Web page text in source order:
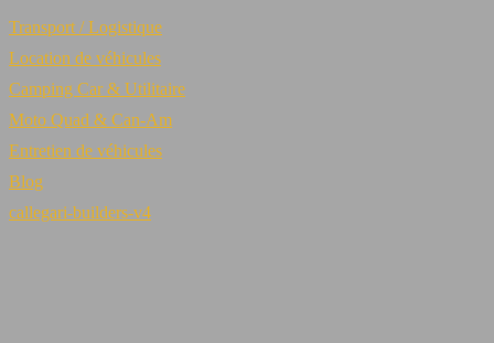
Transport / Logistique
Location de véhicules
Camping Car & Utilitaire
Moto Quad & Can-Am
Entretien de véhicules
Blog
callegari-builders-v4